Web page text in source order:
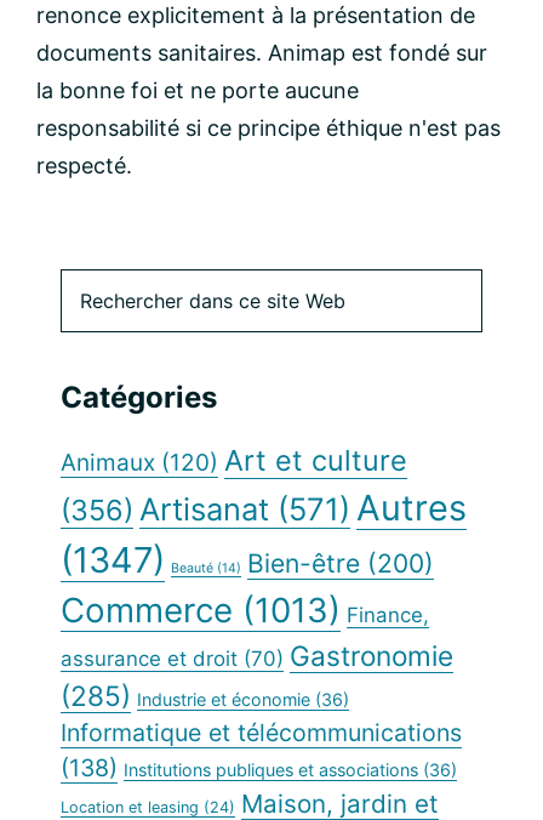
renonce explicitement à la présentation de
documents sanitaires. Animap est fondé sur
la bonne foi et ne porte aucune
responsabilité si ce principe éthique n'est pas
respecté.
Barre
latérale
principale
dans
Web
Catégories
Animaux (120) Art et culture
(356) Artisanat (571) Autres
(1347)
Beauté (14) Bien-être (200)
Commerce (1013) Finance,
assurance et droit (70) Gastronomie
(285) Industrie et économie (36)
Informatique et télécommunications
(138) Institutions publiques et associations (36)
Location et leasing (24) Maison, jardin et